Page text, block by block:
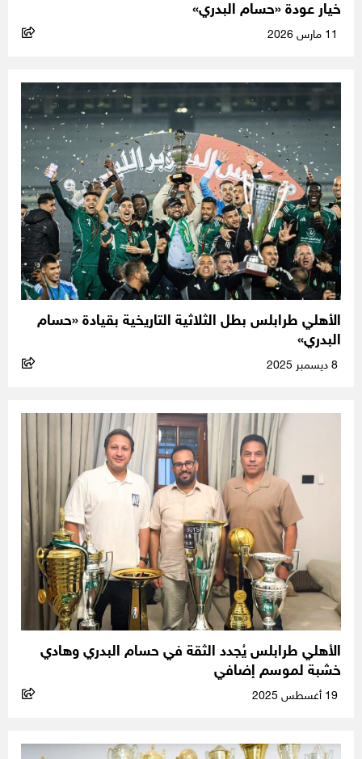
خيار عودة «حسام البدري»
الأهلي طرابلس بطل الثلاثية التاريخية بقيادة «حسام
البدري»
الأهلي طرابلس يُجدد الثقة في حسام البدري وهادي
خشبة لموسم إضافي